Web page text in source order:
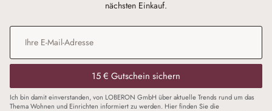
nächsten Einkauf.
E-Mail-Adresse
15 € Gutschein sichern
Ich bin damit einverstanden, von LOBERON GmbH über aktuelle Trends rund um das
Thema Wohnen und Einrichten informiert zu werden. Hier finden Sie die